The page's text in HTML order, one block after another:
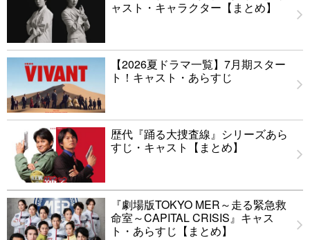
ャスト・キャラクター【まとめ】
【2026夏ドラマ一覧】7月期スター
ト！キャスト・あらすじ
歴代『踊る大捜査線』シリーズあら
すじ・キャスト【まとめ】
『劇場版TOKYO MER～走る緊急救
命室～CAPITAL CRISIS』キャス
ト・あらすじ【まとめ】